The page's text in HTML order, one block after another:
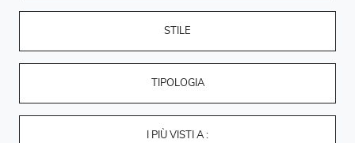
STILE
TIPOLOGIA
I PIÙ VISTI A :